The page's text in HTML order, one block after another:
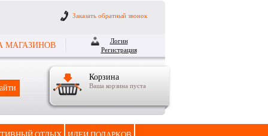
Заказать обратный звонок
МАГАЗИНОВ
Логин
Регистрация
Корзина
Ваша корзина пуста